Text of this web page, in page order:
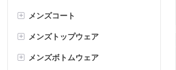
メンズデニムジャケット
メンズ ボンバージャケット
+ メンズコート
メンズ トレンチ コート
メンズフェイクレザーコート
+ メンズトップウェア
メンズTシャツ
+ メンズボトムウェア